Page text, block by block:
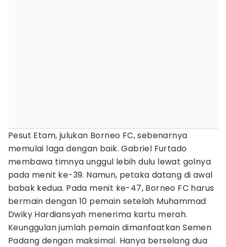
Pesut Etam, julukan Borneo FC, sebenarnya
memulai laga dengan baik. Gabriel Furtado
membawa timnya unggul lebih dulu lewat golnya
pada menit ke-39. Namun, petaka datang di awal
babak kedua. Pada menit ke-47, Borneo FC harus
bermain dengan 10 pemain setelah Muhammad
Dwiky Hardiansyah menerima kartu merah.
Keunggulan jumlah pemain dimanfaatkan Semen
Padang dengan maksimal. Hanya berselang dua